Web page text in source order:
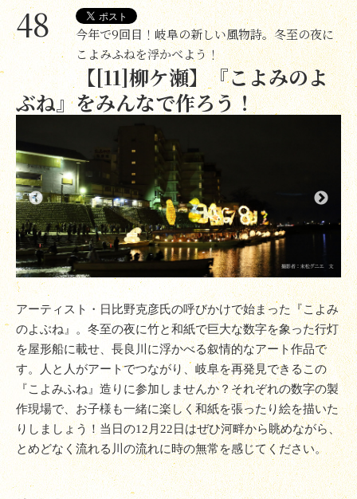
48
今年で9回目！岐阜の新しい風物詩。冬至の夜に
こよみふねを浮かべよう！
【[11]柳ケ瀬】『こよみのよ
ぶね』をみんなで作ろう！
アーティスト・日比野克彦氏の呼びかけで始まった『こよみ
のよぶね』。冬至の夜に竹と和紙で巨大な数字を象った行灯
を屋形船に載せ、長良川に浮かべる叙情的なアート作品で
す。人と人がアートでつながり、岐阜を再発見できるこの
『こよみふね』造りに参加しませんか？それぞれの数字の製
作現場で、お子様も一緒に楽しく和紙を張ったり絵を描いた
りしましょう！当日の12月22日はぜひ河畔から眺めながら、
とめどなく流れる川の流れに時の無常を感じてください。